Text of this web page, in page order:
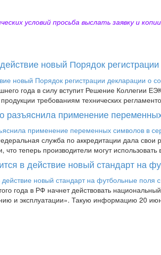
условий просьба выслать заявку и
новый Порядок
года в силу вступит Решение Коллегии
требованиям технических
разъяснила применение
служба по аккредитации дала
что теперь производители могут
в действие новый стандарт на
года в РФ начнет действовать
и эксплуатации». Такую информацию 20